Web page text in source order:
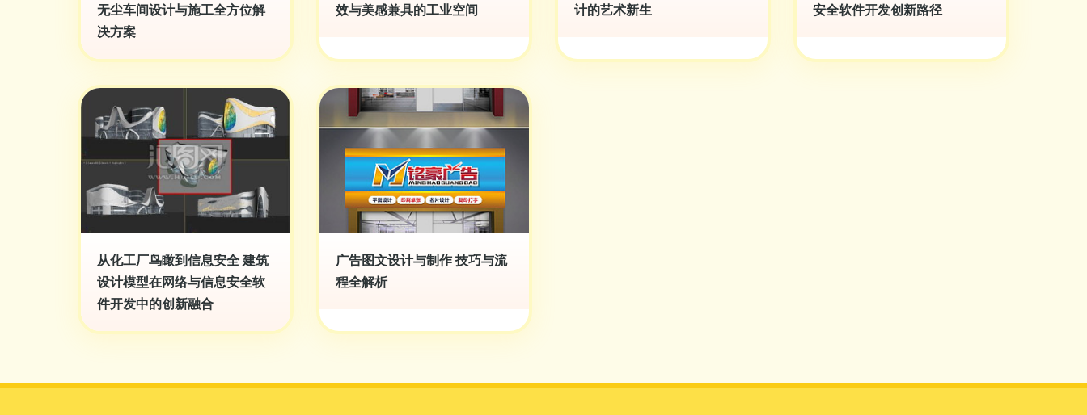
无尘车间设计与施工全方位解
决方案
效与美感兼具的工业空间
计的艺术新生
安全软件开发创新路径
从化工厂鸟瞰到信息安全 建筑
设计模型在网络与信息安全软
件开发中的创新融合
广告图文设计与制作 技巧与流
程全解析